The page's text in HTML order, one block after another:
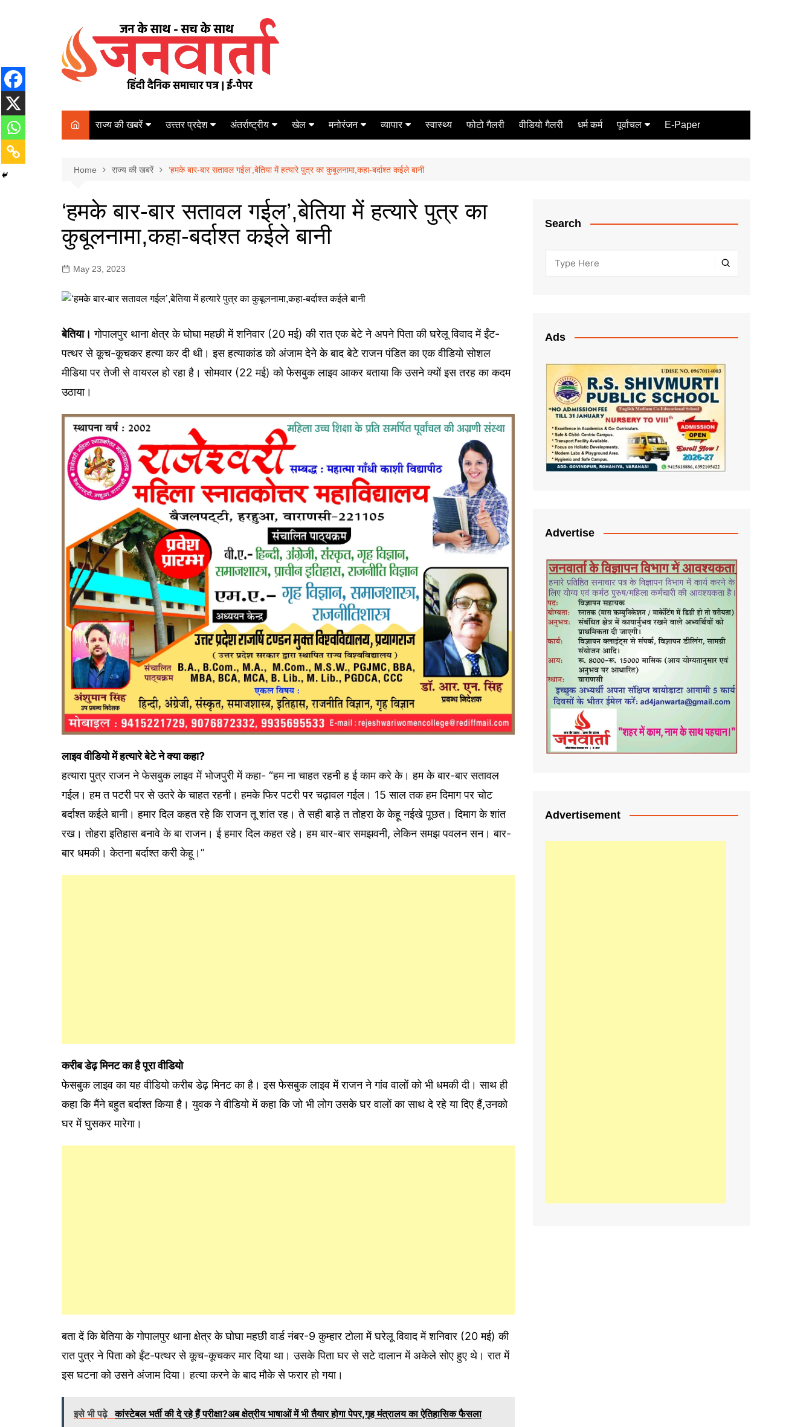
राज्य की खबरें
पटना
कोलकाता
नई दिल्ली
मुम्बई
उत्त्तर प्रदेश
कानपुर
आज़मगढ़
ग़ाज़ीपुर
लखनऊ
अंतर्राष्ट्रीय खेल
टेनिस
मनोरंजन
मिर्च मसाला
व्यापार
ऑटो मोबाइल
स्वास्थ्य फोटो गैलरी वीडियो गैलरी धर्म कर्म पूर्वांचल E-Paper
Home राज्य की खबरें ‘हमके बार-बार सतावल गईल’,बेतिया में हत्यारे पुत्र का कुबूलनामा,कहा-बर्दाश्त कईले बानी
‘हमके बार-बार सतावल गईल’,बेतिया में हत्यारे पुत्र का
कुबूलनामा,कहा-बर्दाश्त कईले बानी
May 23, 2023
बेतिया। गोपालपुर थाना क्षेत्र के घोघा महछी में शनिवार (20 मई) की रात एक बेटे ने अपने पिता की घरेलू विवाद में ईंट-
पत्थर से कूच-कूचकर हत्या कर दी थी। इस हत्याकांड को अंजाम देने के बाद बेटे राजन पंडित का एक वीडियो सोशल
मीडिया पर तेजी से वायरल हो रहा है। सोमवार (22 मई) को फेसबुक लाइव आकर बताया कि उसने क्यों इस तरह का कदम
उठाया।
लाइव वीडियो में हत्यारे बेटे ने क्या कहा?
हत्यारा पुत्र राजन ने फेसबुक लाइव में भोजपुरी में कहा- “हम ना चाहत रहनी ह ई काम करे के। हम के बार-बार सतावल
गईल। हम त पटरी पर से उतरे के चाहत रहनी। हमके फिर पटरी पर चढ़ावल गईल। 15 साल तक हम दिमाग पर चोट
बर्दाश्त कईले बानी। हमार दिल कहत रहे कि राजन तू शांत रह। ते सही बाड़े त तोहरा के केहू नईखे पूछत। दिमाग के शांत
रख। तोहरा इतिहास बनावे के बा राजन। ई हमार दिल कहत रहे। हम बार-बार समझवनी, लेकिन समझ पवलन सन। बार-
बार धमकी। केतना बर्दाश्त करी केहू।”
करीब डेढ़ मिनट का है पूरा वीडियो
फेसबुक लाइव का यह वीडियो करीब डेढ़ मिनट का है। इस फेसबुक लाइव में राजन ने गांव वालों को भी धमकी दी। साथ ही
कहा कि मैंने बहुत बर्दाश्त किया है। युवक ने वीडियो में कहा कि जो भी लोग उसके घर वालों का साथ दे रहे या दिए हैं,उनको
घर में घुसकर मारेगा।
बता दें कि बेतिया के गोपालपुर थाना क्षेत्र के घोघा महछी वार्ड नंबर-9 कुम्हार टोला में घरेलू विवाद में शनिवार (20 मई) की
रात पुत्र ने पिता को ईंट-पत्थर से कूच-कूचकर मार दिया था। उसके पिता घर से सटे दालान में अकेले सोए हुए थे। रात में
इस घटना को उसने अंजाम दिया। हत्या करने के बाद मौके से फरार हो गया।
इसे भी पढ़े कांस्टेबल भर्ती की दे रहे हैं परीक्षा?अब क्षेत्रीय भाषाओं में भी तैयार होगा पेपर,गृह मंत्रालय का ऐतिहासिक फैसला
Search
Ads
Advertise
Advertisement